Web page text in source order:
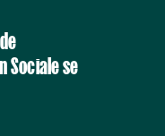
Sociale se